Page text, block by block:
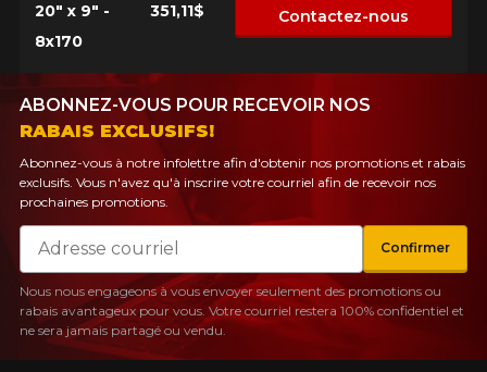
20" x 9" -
8x170
351,11$ Contactez-nous
ABONNEZ-VOUS POUR RECEVOIR NOS
RABAIS EXCLUSIFS!
Abonnez-vous à notre infolettre afin d'obtenir nos promotions et rabais
exclusifs. Vous n'avez qu'à inscrire votre courriel afin de recevoir nos
prochaines promotions.
Courriel
Confirmer
Nous nous engageons à vous envoyer seulement des promotions ou
rabais avantageux pour vous. Votre courriel restera 100% confidentiel et
ne sera jamais partagé ou vendu.